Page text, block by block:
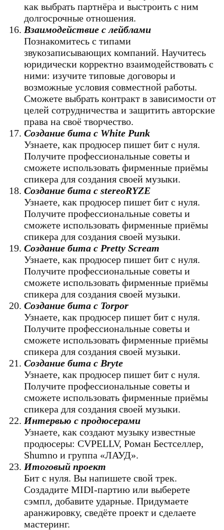
как выбрать партнёра и выстроить с ним
долгосрочные отношения.
Взаимодействие с лейблами
Познакомитесь с типами
звукозаписывающих компаний. Научитесь
юридически корректно взаимодействовать с
ними: изучите типовые договоры и
возможные условия совместной работы.
Сможете выбрать контракт в зависимости от
целей сотрудничества и защитить авторские
права на своё творчество.
Создание бита с White Punk
Узнаете, как продюсер пишет бит с нуля.
Получите профессиональные советы и
сможете использовать фирменные приёмы
спикера для создания своей музыки.
Создание бита с stereoRYZE
Узнаете, как продюсер пишет бит с нуля.
Получите профессиональные советы и
сможете использовать фирменные приёмы
спикера для создания своей музыки.
Создание бита с Pretty Scream
Узнаете, как продюсер пишет бит с нуля.
Получите профессиональные советы и
сможете использовать фирменные приёмы
спикера для создания своей музыки.
Создание бита с Torpor
Узнаете, как продюсер пишет бит с нуля.
Получите профессиональные советы и
сможете использовать фирменные приёмы
спикера для создания своей музыки.
Создание бита с Bryte
Узнаете, как продюсер пишет бит с нуля.
Получите профессиональные советы и
сможете использовать фирменные приёмы
спикера для создания своей музыки.
Интервью с продюсерами
Узнаете, как создают музыку известные
продюсеры: CVPELLV, Роман Бестселлер,
Shumno и группа «ЛАУД».
Итоговый проект
Бит с нуля. Вы напишете свой трек.
Создадите MIDI-партию или выберете
сэмпл, добавите ударные. Придумаете
аранжировку, сведёте проект и сделаете
мастеринг.